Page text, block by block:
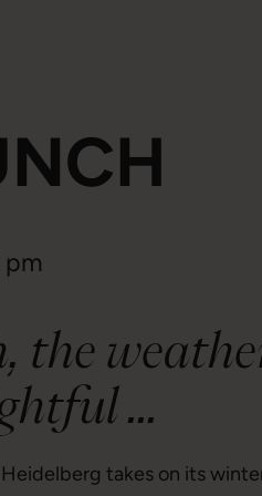
pm
the
...
takes on its